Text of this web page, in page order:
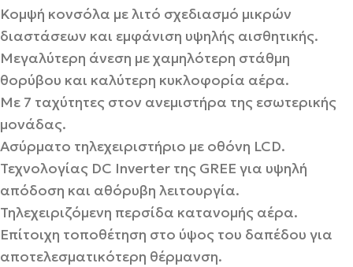
Κομψή κονσόλα με λιτό σχεδιασμό μικρών
διαστάσεων και εμφάνιση υψηλής αισθητικής.
Μεγαλύτερη άνεση με χαμηλότερη στάθμη
θορύβου και καλύτερη κυκλοφορία αέρα.
Με 7 ταχύτητες στον ανεμιστήρα της εσωτερικής
μονάδας.
Ασύρματο τηλεχειριστήριο με οθόνη LCD.
Τεχνολογίας DC Inverter της GREE για υψηλή
απόδοση και αθόρυβη λειτουργία.
Τηλεχειριζόμενη περσίδα κατανομής αέρα.
Επίτοιχη τοποθέτηση στο ύψος του δαπέδου για
αποτελεσματικότερη θέρμανση.